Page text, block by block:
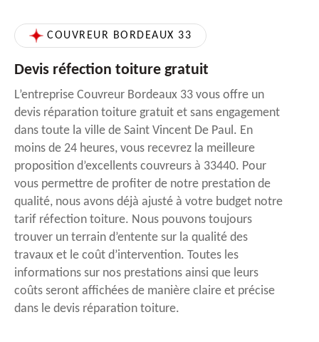
COUVREUR BORDEAUX 33
Devis réfection toiture gratuit
L’entreprise Couvreur Bordeaux 33 vous offre un
devis réparation toiture gratuit et sans engagement
dans toute la ville de Saint Vincent De Paul. En
moins de 24 heures, vous recevrez la meilleure
proposition d’excellents couvreurs à 33440. Pour
vous permettre de profiter de notre prestation de
qualité, nous avons déjà ajusté à votre budget notre
tarif réfection toiture. Nous pouvons toujours
trouver un terrain d’entente sur la qualité des
travaux et le coût d’intervention. Toutes les
informations sur nos prestations ainsi que leurs
coûts seront affichées de manière claire et précise
dans le devis réparation toiture.